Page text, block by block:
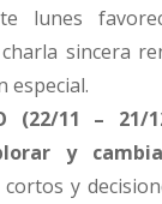
lunes
sincera
especial.
(22/11 – 21/
y
y